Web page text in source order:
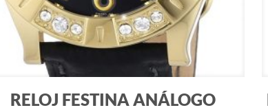
RELOJ FESTINA ANÁLOGO